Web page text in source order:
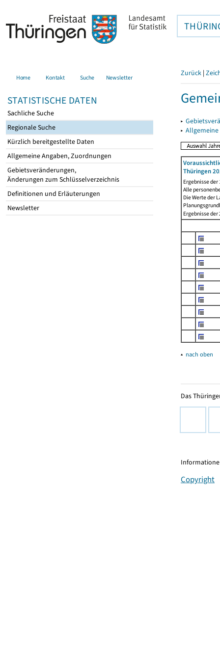
Home Kontakt Suche Newsletter
STATISTISCHE DATEN
Sachliche Suche
Regionale Suche
Kürzlich bereitgestellte Daten
Allgemeine Angaben, Zuordnungen
Gebietsveränderungen,
Änderungen zum Schlüsselverzeichnis
Definitionen und Erläuterungen
Newsletter
Zurück |
▸
▸
Thüringen
Ergebnisse
Alle
Die Werte der
Ergebnisse
▴ nach oben
Das
Copyright